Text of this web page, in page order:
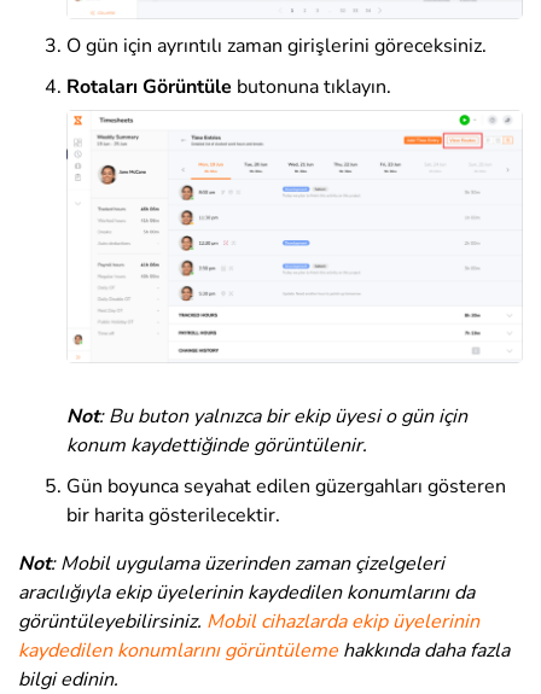
O gün için ayrıntılı zaman girişlerini göreceksiniz.
Rotaları Görüntüle butonuna tıklayın.
Not: Bu buton yalnızca bir ekip üyesi o gün için
konum kaydettiğinde görüntülenir.
Gün boyunca seyahat edilen güzergahları gösteren
bir harita gösterilecektir.
Not: Mobil uygulama üzerinden zaman çizelgeleri
aracılığıyla ekip üyelerinin kaydedilen konumlarını da
görüntüleyebilirsiniz. Mobil cihazlarda ekip üyelerinin
kaydedilen konumlarını görüntüleme hakkında daha fazla
bilgi edinin.